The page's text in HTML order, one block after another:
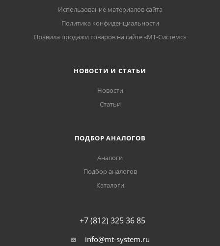
Использование материалов сайта
Политика конфиденциальности
Правила продажи товаров на сайте «МТ-Системс»
НОВОСТИ И СТАТЬИ
Новости
Статьи
ПОДБОР АНАЛОГОВ
Аналоги
Подбор аналогов
Каталоги
+7 (812) 325 36 85
info@mt-system.ru